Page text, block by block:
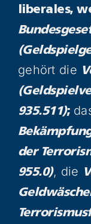
liberales,
gehört die
935.511);
der
955.0), die